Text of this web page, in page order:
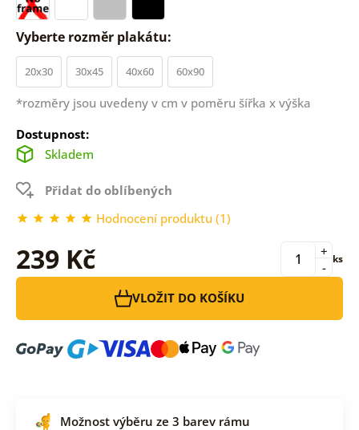
Vyberte rozměr plakátu:
20x30 30x45 40x60 60x90
*rozměry jsou uvedeny v cm v poměru šířka x výška
Dostupnost:
Skladem
Přidat do oblíbených
Hodnocení produktu (1)
239 Kč -
+ ks
VLOŽIT DO KOŠÍKU
Možnost výběru ze 3 barev rámu